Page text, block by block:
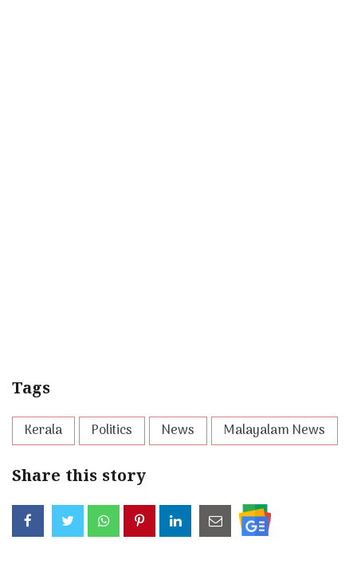
Tags
Kerala Politics News Malayalam News
Share this story